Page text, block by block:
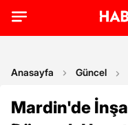
Anasayfa Güncel
Mardin'de